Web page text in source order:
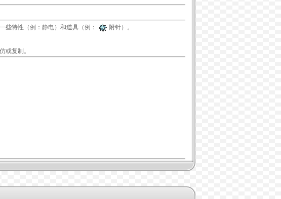
些特性（例： 静电）和道具（例： 附针）。
或复制。